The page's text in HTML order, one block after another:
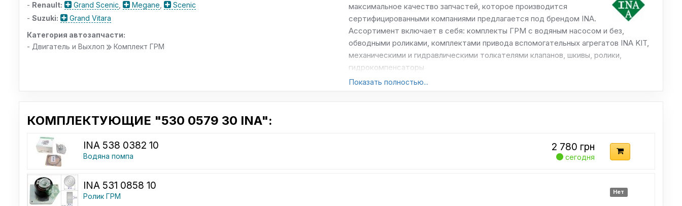
- Renault: Grand Scenic Megane
Scenic
- Suzuki:
Grand Vitara
Категория автозапчасти:
- Двигатель и Выхлоп
Комплект ГРМ
максимальное качество запчастей, которое производится
сертифицированными компаниями предлагается под брендом INA.
Ассортимент включает в себя: комплекты ГРМ с водяным насосом и без,
обводными роликами, комплектами привода вспомогательных агрегатов INA KIT,
механическими и гидравлическими толкателями клапанов, шкивы, ролики,
гидрокомпенсаторы
Показать полностью...
КОМПЛЕКТУЮЩИЕ "530 0579 30 INA":
INA 538 0382 10
Водяна помпа
2 780 грн
сегодня
INA 531 0858 10
Ролик ГРМ Нет